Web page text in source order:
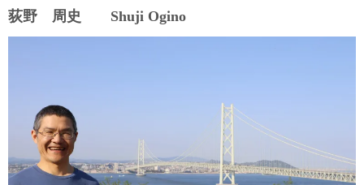
荻野 周史 Shuji Ogino